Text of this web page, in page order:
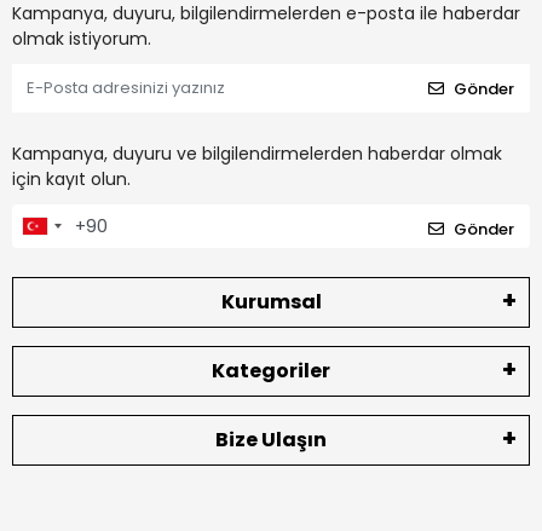
Kampanya, duyuru, bilgilendirmelerden e-posta ile haberdar
olmak istiyorum.
Gönder
Kampanya, duyuru ve bilgilendirmelerden haberdar olmak
için kayıt olun.
Gönder
Kurumsal
Kategoriler
Bize Ulaşın